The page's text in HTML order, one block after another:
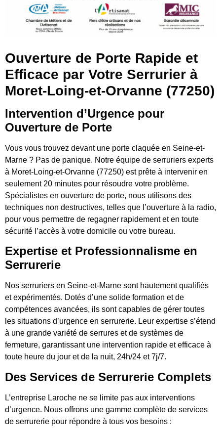
Ouverture de Porte Rapide et
Efficace par Votre Serrurier à
Moret-Loing-et-Orvanne (77250)
Intervention d’Urgence pour
Ouverture de Porte
Vous vous trouvez devant une porte claquée en Seine-et-
Marne ? Pas de panique. Notre équipe de serruriers experts
à Moret-Loing-et-Orvanne (77250) est prête à intervenir en
seulement 20 minutes pour résoudre votre problème.
Spécialistes en ouverture de porte, nous utilisons des
techniques non destructives, telles que l’ouverture à la radio,
pour vous permettre de regagner rapidement et en toute
sécurité l’accès à votre domicile ou votre bureau.
Expertise et Professionnalisme en
Serrurerie
Nos serruriers en Seine-et-Marne sont hautement qualifiés
et expérimentés. Dotés d’une solide formation et de
compétences avancées, ils sont capables de gérer toutes
les situations d’urgence en serrurerie. Leur expertise s’étend
à une grande variété de serrures et de systèmes de
fermeture, garantissant une intervention rapide et efficace à
toute heure du jour et de la nuit, 24h/24 et 7j/7.
Des Services de Serrurerie Complets
L’entreprise Laroche ne se limite pas aux interventions
d’urgence. Nous offrons une gamme complète de services
de serrurerie pour répondre à tous vos besoins :